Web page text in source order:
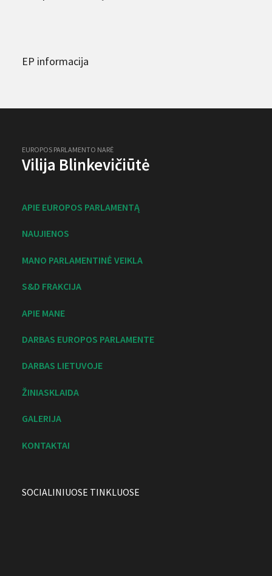
EP informacija
EUROPOS PARLAMENTO NARĖ
Vilija Blinkevičiūtė
APIE EUROPOS PARLAMENTĄ
NAUJIENOS
MANO PARLAMENTINĖ VEIKLA
S&D FRAKCIJA
APIE MANE
DARBAS EUROPOS PARLAMENTE
DARBAS LIETUVOJE
ŽINIASKLAIDA
GALERIJA
KONTAKTAI
SOCIALINIUOSE TINKLUOSE